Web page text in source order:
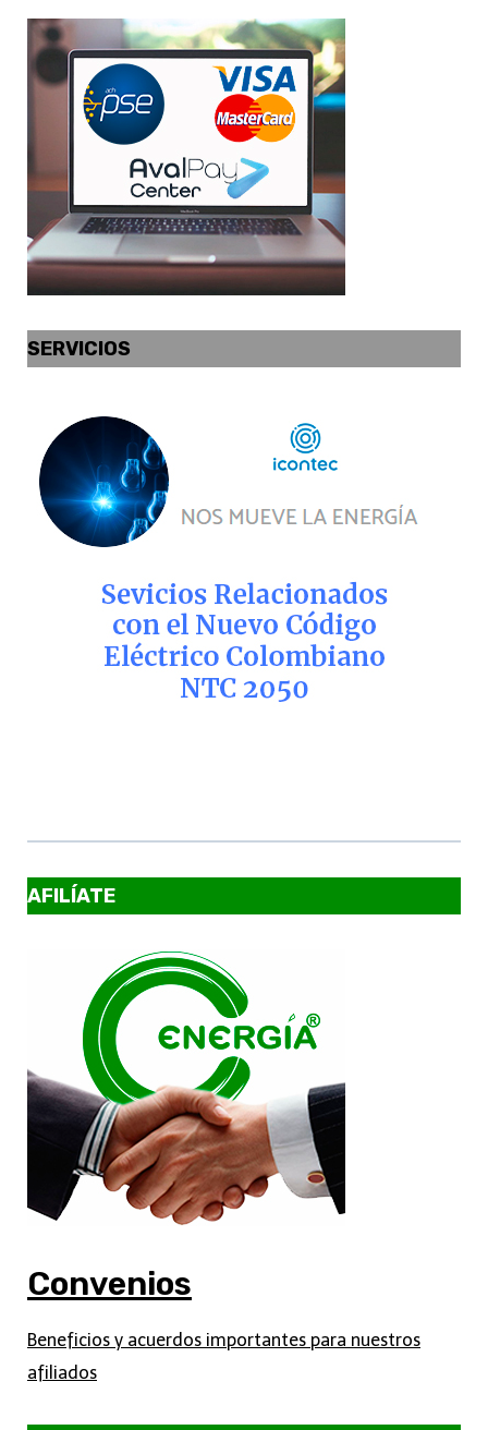
SERVICIOS
AFILÍATE
Convenios
Beneficios y acuerdos importantes para nuestros
afiliados